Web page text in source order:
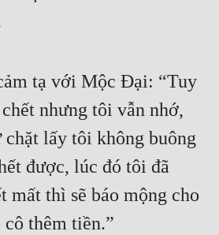
tạ với Mộc Đại: “Tuy
nhưng tôi vẫn nhớ,
lấy tôi không buông
được, lúc đó tôi đã
mất thì sẽ báo mộng cho
thêm tiền.”